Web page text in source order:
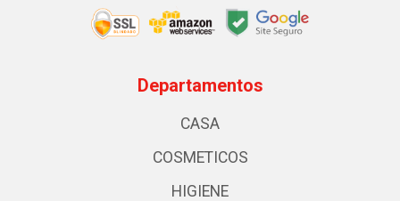
Departamentos
CASA
COSMETICOS
HIGIENE